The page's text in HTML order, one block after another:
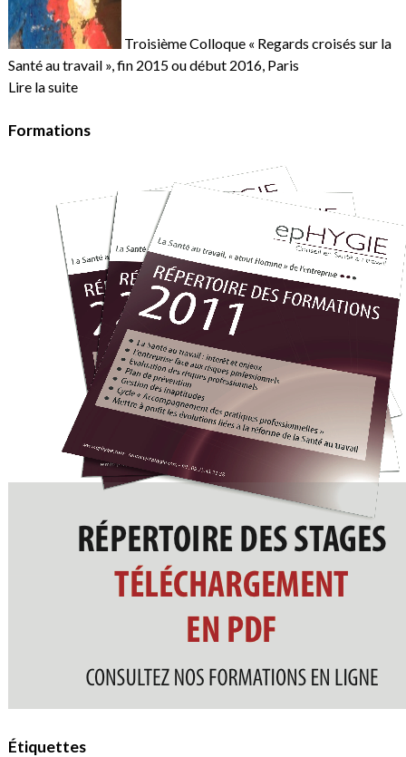
Troisième Colloque « Regards croisés sur la
Santé au travail », fin 2015 ou début 2016, Paris
Lire la suite
Formations
Étiquettes